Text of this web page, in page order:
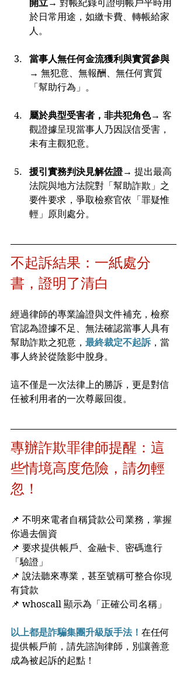
開立→ 對帳紀錄可證明帳戶平時用
於日常用途，如繳卡費、轉帳給家
人。
當事人無任何金流獲利與實質參與
→ 無犯意、無報酬、無任何實質
「幫助行為」。
屬於典型受害者，非共犯角色→ 客
觀證據呈現當事人乃因誤信受害，
未有主觀犯意。
援引實務判決見解佐證→ 提出最高
法院與地方法院對「幫助詐欺」之
要件要求，爭取檢察官依「罪疑惟
輕」原則處分。
不起訴結果：一紙處分
書，證明了清白
經過律師的專業論證與文件補充，檢察
官認為證據不足、無法確認當事人具有
幫助詐欺之犯意， 最終裁定不起訴 ，當
事人終於從陰影中脫身。
這不僅是一次法律上的勝訴，更是對信
任被利用者的一次尊嚴回復。
專辦詐欺罪律師提醒：這
些情境高度危險，請勿輕
忽！
📌 不明來電者自稱貸款公司業務，掌握
你過去個資
📌 要求提供帳戶、金融卡、密碼進行
「驗證」
📌 說法聽來專業，甚至號稱可整合你現
有貸款
📌 whoscall 顯示為「正確公司名稱」
以上都是詐騙集團升級版手法！ 在任何
提供帳戶前，請先諮詢律師，別讓善意
成為被起訴的起點！